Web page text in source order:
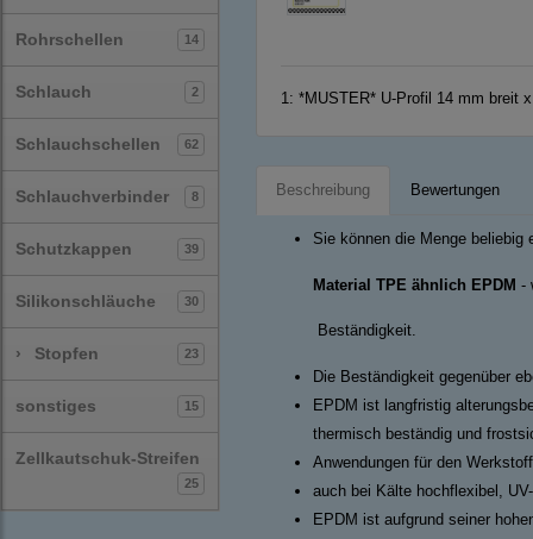
Rohrschellen 14
Schlauch 2
Schlauchschellen 62
Schlauchverbinder 8
Schutzkappen 39
Silikonschläuche 30
› Stopfen 23
sonstiges 15
Zellkautschuk-Streifen
25
1: *MUSTER* U-Profil 14 mm breit
Beschreibung Bewertungen
Sie können die Menge
Material TPE ähnlich EPDM -
Beständigkeit.
Die Beständigkeit gegenüber
EPDM ist langfristig
thermisch beständig und
Anwendungen für den
auch bei Kälte hochflexibel,
EPDM ist aufgrund seiner